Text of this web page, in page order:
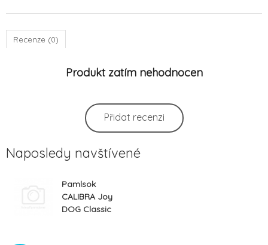
Recenze (0)
Produkt zatím nehodnocen
Přidat recenzi
Naposledy navštívené
Pamlsok
CALIBRA Joy
DOG Classic